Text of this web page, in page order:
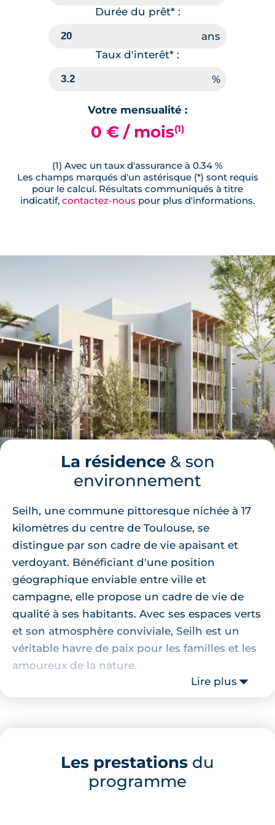
Durée du prêt* :
Taux d'interêt* :
Votre mensualité :
0 € / mois(1)
(1) Avec un taux d'assurance à 0.34 %
Les champs marqués d'un astérisque (*) sont requis
pour le calcul. Résultats communiqués à titre
indicatif, contactez-nous pour plus d'informations.
La résidence& son
environnement
Seilh, une commune pittoresque nichée à 17
kilomètres du centre de Toulouse, se
distingue par son cadre de vie apaisant et
verdoyant. Bénéficiant d'une position
géographique enviable entre ville et
campagne, elle propose un cadre de vie de
qualité à ses habitants. Avec ses espaces verts
et son atmosphère conviviale, Seilh est un
véritable havre de paix pour les familles et les
amoureux de la nature.
Localisation de la résidence
La résidence est idéalement située à proximité
ainsi le quotidien de ses résidents. L'Ensemble
Scolaire Privé L'Annonciation se trouve à
Lire plus
Les prestations du
programme